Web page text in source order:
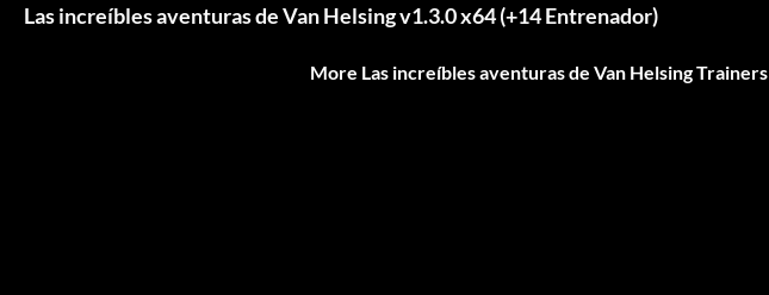
Las increíbles aventuras de Van Helsing v1.3.0 x64 (+14 Entrenador)
More Las increíbles aventuras de Van Helsing Trainers